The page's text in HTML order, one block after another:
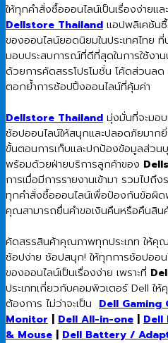
ให้ทุกคำสั่งซื้อออนไลน์เป็นเรื่องง่าย
Dellstore Thailand แอปพลิเคชัน
ของออนไลน์ยอดนิยมในประเทศไทย
มอบประสบการณ์ที่ดีที่สุดในการใช้งา
ด้วยการคัดสรรโปรโมชั่น โค้ดส่วนล
ตอกย้ำการช้อปปิ้งออนไลน์ที่คุ้มค่า
Dellstore Thailand มุ่งมั่นที่จะมอ
ช้อปออนไลน์ให้สนุกและปลอดภัยมา
ขั้นตอนการเก็บและปกป้องข้อมูลส่วน
พร้อมด้วยฝ่ายบริการลูกค้าของ
การเมื่อมีการรายงานเข้ามา รวมไปถึง
ทุกคำสั่งซื้อออนไลน์เพื่อป้องกันข้อผิด
คุณสามารถยื่นคำขอเงินคืนหรือคืนสิ
คัดสรรสินค้าคุณภาพทุกประเภท ให้คุ
ช้อปง่าย ช้อปสนุก! ให้ทุกการช้อปออ
ของออนไลน์เป็นเรื่องง่าย เพราะที่
ประเภทเกี่ยวกับคอมพิวเตอร์ Dell ใ
ต้องการ ไม่ว่าจะเป็น Dell Gaming
Monitor | Dell All-in-one | Dell
& Mouse | Dell Battery /